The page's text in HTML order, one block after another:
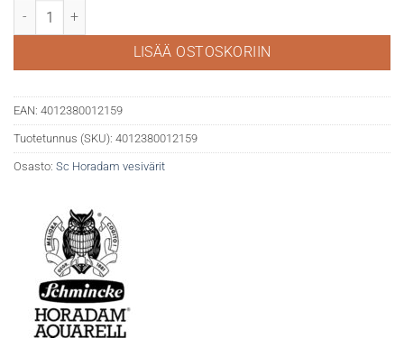
Horadam akv. 521 Hooker’s green määrä
LISÄÄ OSTOSKORIIN
EAN: 4012380012159
Tuotetunnus (SKU): 4012380012159
Osasto: Sc Horadam vesivärit